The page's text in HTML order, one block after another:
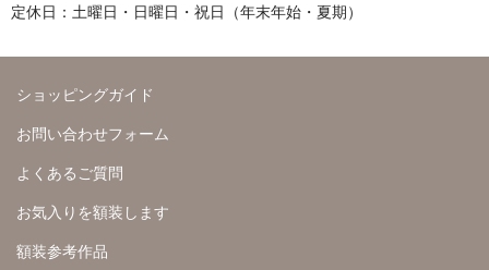
定休日：土曜日・日曜日・祝日（年末年始・夏期）
ショッピングガイド
お問い合わせフォーム
よくあるご質問
お気入りを額装します
額装参考作品